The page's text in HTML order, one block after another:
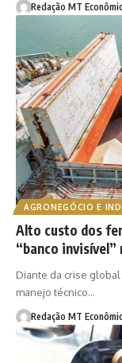
Redação MT
AGRONEGÓCIO E
Alto custo dos
“banco invisível”
Diante da crise
manejo técnico…
Redação MT